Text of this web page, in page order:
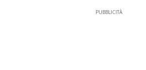
PUBBLICITÀ